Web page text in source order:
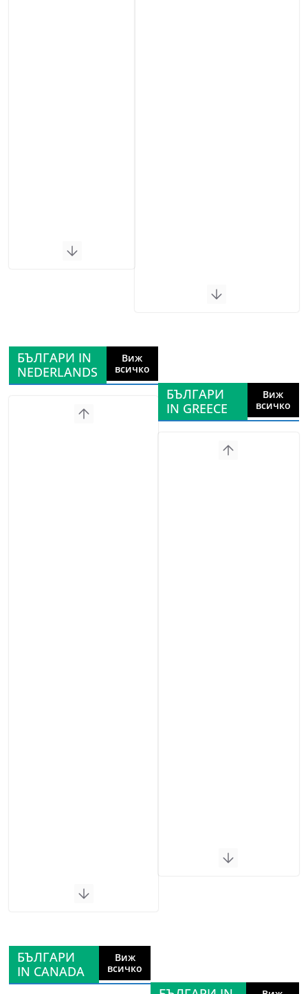
БЪЛГАРИ IN
NEDERLANDS
Виж
всичко
БЪЛГАРИ
IN GREECE
Виж
всичко
БЪЛГАРИ
IN CANADA
Виж
всичко